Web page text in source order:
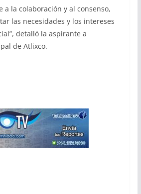
a la colaboración y al consenso,
las necesidades y los intereses
detalló la aspirante a
de Atlixco.